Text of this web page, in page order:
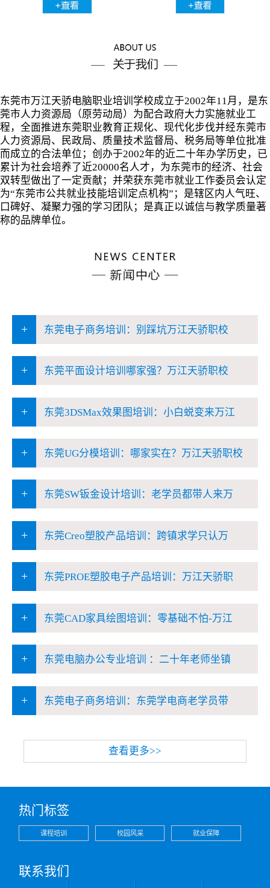
东莞市万江天骄电脑职业培训学校成立于2002年11月，是东
莞市人力资源局（原劳动局）为配合政府大力实施就业工
程，全面推进东莞职业教育正规化、现代化步伐并经东莞市
人力资源局、民政局、质量技术监督局、税务局等单位批准
而成立的合法单位；创办于2002年的近二十年办学历史，已
累计为社会培养了近20000名人才，为东莞市的经济、社会
双转型做出了一定贡献；并荣获东莞市就业工作委员会认定
为“东莞市公共就业技能培训定点机构”；是辖区内人气旺、
口碑好、凝聚力强的学习团队；是真正以诚信与教学质量著
称的品牌单位。
+ 东莞电子商务培训：别踩坑万江天骄职校
+ 东莞平面设计培训哪家强？万江天骄职校
+ 东莞3DSMax效果图培训：小白蜕变来万江
+ 东莞UG分模培训：哪家实在？万江天骄职校
+ 东莞SW钣金设计培训：老学员都带人来万
+ 东莞Creo塑胶产品培训：跨镇求学只认万
+ 东莞PROE塑胶电子产品培训：万江天骄职
+ 东莞CAD家具绘图培训：零基础不怕-万江
+ 东莞电脑办公专业培训 ：二十年老师坐镇
+ 东莞电子商务培训：东莞学电商老学员带
查看更多>>
热门标签
课程培训 校园风采 就业保障
联系我们